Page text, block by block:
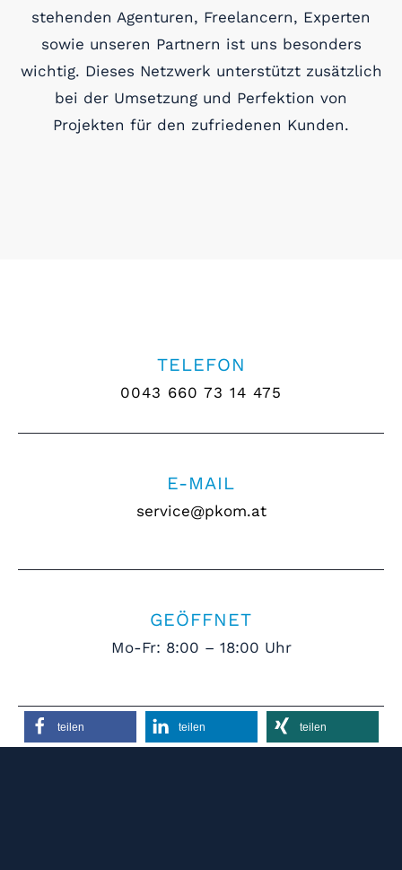
stehenden Agenturen, Freelancern, Experten
sowie unseren Partnern ist uns besonders
wichtig. Dieses Netzwerk unterstützt zusätzlich
bei der Umsetzung und Perfektion von
Projekten für den zufriedenen Kunden.
TELEFON
0043 660 73 14 475
E-MAIL
service@pkom.at
GEÖFFNET
Mo-Fr: 8:00 – 18:00 Uhr
teilen teilen teilen